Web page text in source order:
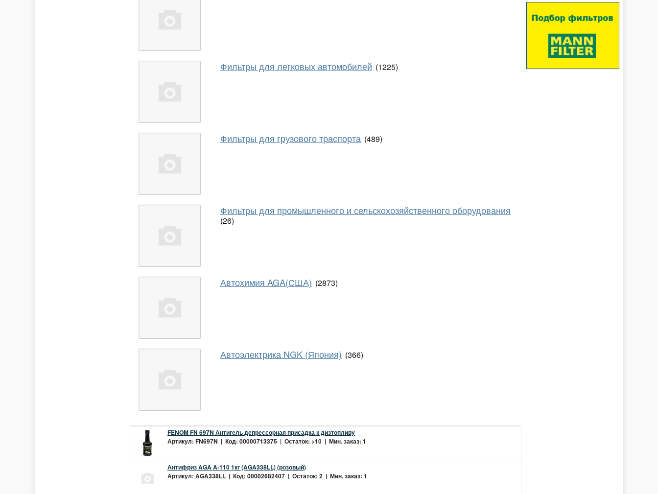
Фильтры для легковых автомобилей (1225)
Фильтры для грузового траспорта (489)
Фильтры для промышленного и сельскохозяйственного оборудования
(26)
Автохимия AGA(США) (2873)
Автоэлектрика NGK (Япония) (366)
FENOM FN 697N Антигель депрессорная присадка к дизтопливу
Артикул: FN697N | Код: 00000713375 | Остаток: >10 | Мин. заказ: 1
Антифриз AGA A-110 1кг (AGA338LL) (розовый)
Артикул: AGA338LL | Код: 00002682407 | Остаток: 2 | Мин. заказ: 1